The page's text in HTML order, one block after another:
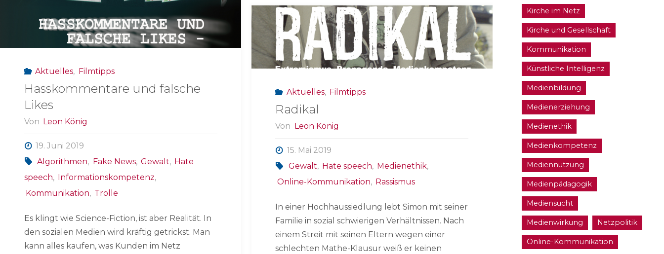
Aktuelles, Filmtipps
Hasskommentare und falsche
Likes
Von Leon König
19. Juni 2019
Algorithmen, Fake News, Gewalt, Hate
speech, Informationskompetenz,
Kommunikation, Trolle
Es klingt wie Science-Fiction, ist aber Realität. In
den sozialen Medien wird kräftig getrickst. Man
kann alles kaufen, was Kunden im Netz
Aktuelles, Filmtipps
Radikal
Von Leon König
15. Mai 2019
Gewalt, Hate speech, Medienethik,
Online-Kommunikation, Rassismus
In einer Hochhaussiedlung lebt Simon mit seiner
Familie in sozial schwierigen Verhältnissen. Nach
einem Streit mit seinen Eltern wegen einer
schlechten Mathe-Klausur weiß er keinen
Kirche im Netz
Kirche und Gesellschaft
Kommunikation
Künstliche Intelligenz
Medienbildung
Medienerziehung
Medienethik
Medienkompetenz
Mediennutzung
Medienpädagogik
Mediensucht
Medienwirkung Netzpolitik
Online-Kommunikation